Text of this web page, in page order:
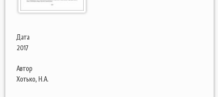
Дата
2017
Автор
Хотько, Н.А.